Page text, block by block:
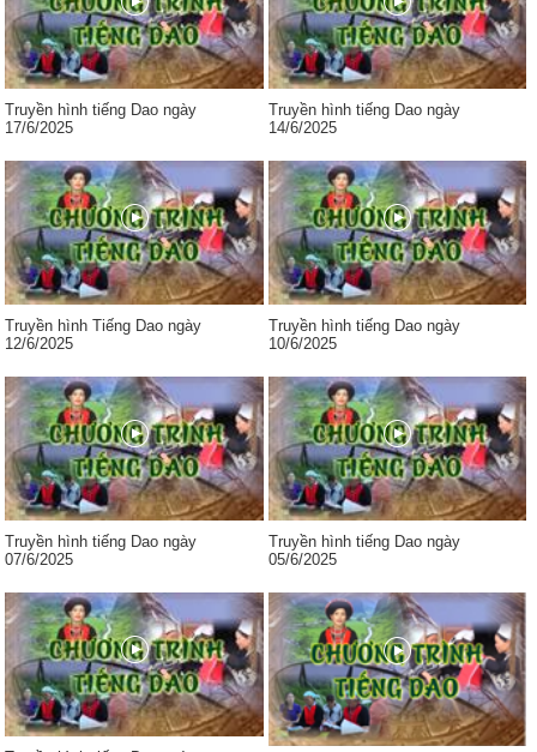
Truyền hình tiếng Dao ngày
17/6/2025
Truyền hình tiếng Dao ngày
14/6/2025
Truyền hình Tiếng Dao ngày
12/6/2025
Truyền hình tiếng Dao ngày
10/6/2025
Truyền hình tiếng Dao ngày
07/6/2025
Truyền hình tiếng Dao ngày
05/6/2025